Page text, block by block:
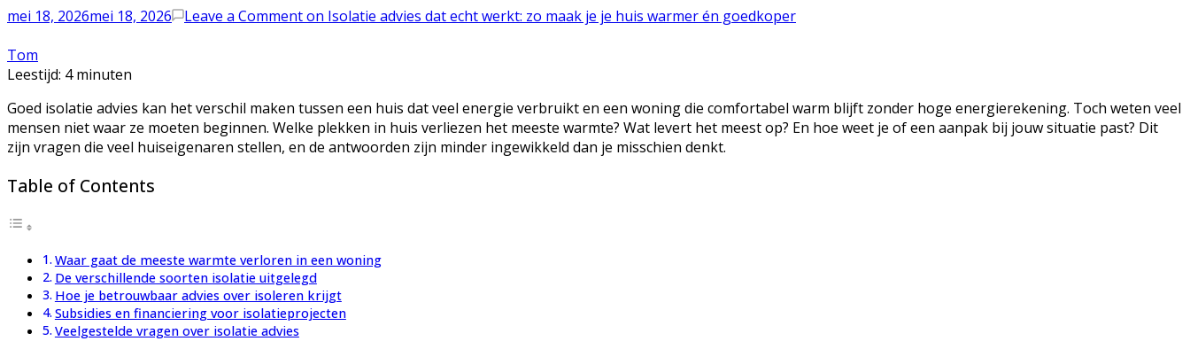
mei 18, 2026mei 18, 2026 Leave a Commenton Isolatie advies dat echt werkt: zo maak je je huis warmer én goedkoper
Tom
Leestijd: 4 minuten
Goed isolatie advies kan het verschil maken tussen een huis dat veel energie verbruikt en een woning die comfortabel warm blijft zonder hoge energierekening. Toch weten veel
mensen niet waar ze moeten beginnen. Welke plekken in huis verliezen het meeste warmte? Wat levert het meest op? En hoe weet je of een aanpak bij jouw situatie past? Dit
zijn vragen die veel huiseigenaren stellen, en de antwoorden zijn minder ingewikkeld dan je misschien denkt.
Table of Contents
Waar gaat de meeste warmte verloren in een woning
De verschillende soorten isolatie uitgelegd
Hoe je betrouwbaar advies over isoleren krijgt
Subsidies en financiering voor isolatieprojecten
Veelgestelde vragen over isolatie advies